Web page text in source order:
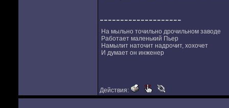
--------------------
На мыльно точильно дрочильном заводе
Работает маленький Пьер
Намылит наточит надрочит, хохочет
И думает он инженер
Действия: